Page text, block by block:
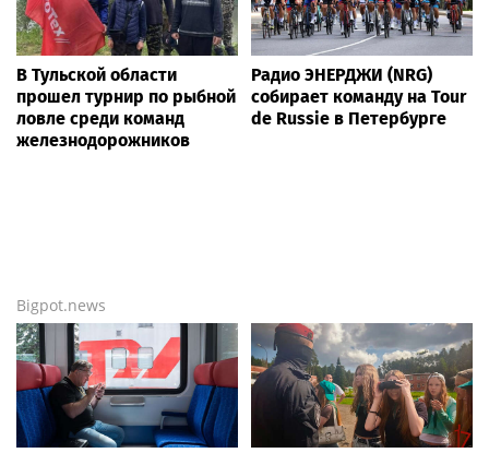
В Тульской области
прошел турнир по рыбной
ловле среди команд
железнодорожников
Радио ЭНЕРДЖИ (NRG)
собирает команду на Tour
de Russie в Петербурге
Bigpot.news